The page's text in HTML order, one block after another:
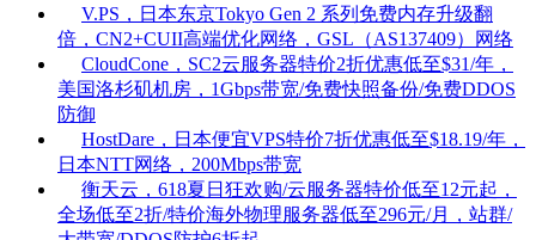
V.PS，日本东京Tokyo Gen 2 系列免费内存升级翻
倍，CN2+CUII高端优化网络，GSL（AS137409）网络
CloudCone，SC2云服务器特价2折优惠低至$31/年，
美国洛杉矶机房，1Gbps带宽/免费快照备份/免费DDOS
防御
HostDare，日本便宜VPS特价7折优惠低至$18.19/年，
日本NTT网络，200Mbps带宽
衡天云，618夏日狂欢购/云服务器特价低至12元起，
全场低至2折/特价海外物理服务器低至296元/月，站群/